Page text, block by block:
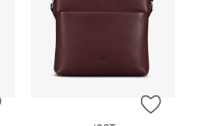
ZUR WUNSCHLISTE HINZUFÜGEN
ZUR